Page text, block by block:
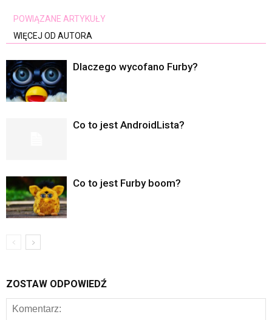
POWIĄZANE ARTYKUŁY
WIĘCEJ OD AUTORA
Dlaczego wycofano Furby?
Co to jest AndroidLista?
Co to jest Furby boom?
ZOSTAW ODPOWIEDŹ